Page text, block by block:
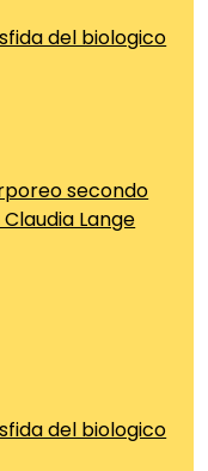
del biologico
secondo
Lange
del biologico